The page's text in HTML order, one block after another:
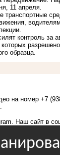
11 апреля.
контроль за
которых
образца.
на номер +7
. Наш сайт в